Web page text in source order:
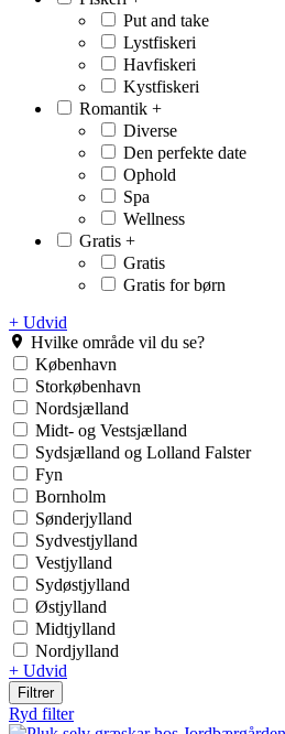
Put and take
Lystfiskeri
Havfiskeri
Kystfiskeri
Romantik +
Diverse
Den perfekte date
Ophold
Spa
Wellness
Gratis +
Gratis
Gratis for børn
+ Udvid
Hvilke område vil du se?
København
Storkøbenhavn
Nordsjælland
Midt- og Vestsjælland
Sydsjælland og Lolland Falster
Fyn
Bornholm
Sønderjylland
Sydvestjylland
Vestjylland
Sydøstjylland
Østjylland
Midtjylland
Nordjylland
+ Udvid
Filtrer
Ryd filter